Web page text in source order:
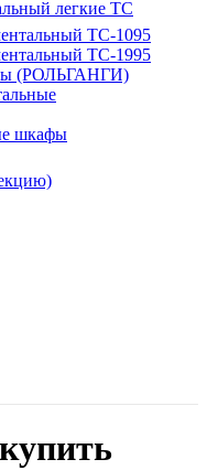
легкие ТС
TC-1095
TC-1995
(РОЛЬГАНГИ)
шкафы